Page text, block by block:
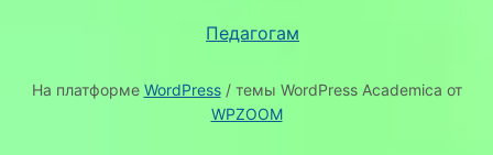
Педагогам
На платформе WordPress/ темы WordPress Academica от
WPZOOM